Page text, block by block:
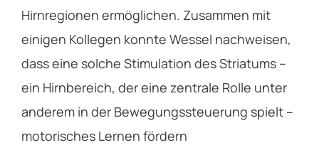
Hirnregionen ermöglichen. Zusammen mit
einigen Kollegen konnte Wessel nachweisen,
dass eine solche Stimulation des Striatums –
ein Hirnbereich, der eine zentrale Rolle unter
anderem in der Bewegungssteuerung spielt –
motorisches Lernen fördern